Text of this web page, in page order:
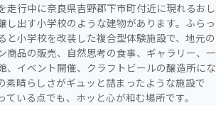
走行中に奈良県吉野郡下市町付近に現れるおし
し出す小学校のような建物があります。ふらっ
と小学校を改装した複合型体験施設で、地元の
商品の販売、自然思考の食事、ギャラリー、一
、イベント開催、クラフトビールの醸造所にな
素晴らしさがギュッと詰まったような施設で
ている点でも、ホッと心が和む場所です。